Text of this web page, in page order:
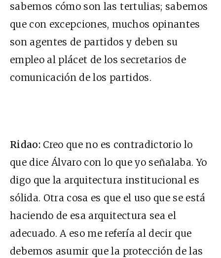
sabemos cómo son las tertulias; sabemos
que con excepciones, muchos opinantes
son agentes de partidos y deben su
empleo al plácet de los secretarios de
comunicación de los partidos.
Ridao: Creo que no es contradictorio lo
que dice Álvaro con lo que yo señalaba. Yo
digo que la arquitectura institucional es
sólida. Otra cosa es que el uso que se está
haciendo de esa arquitectura sea el
adecuado. A eso me refería al decir que
debemos asumir que la protección de las